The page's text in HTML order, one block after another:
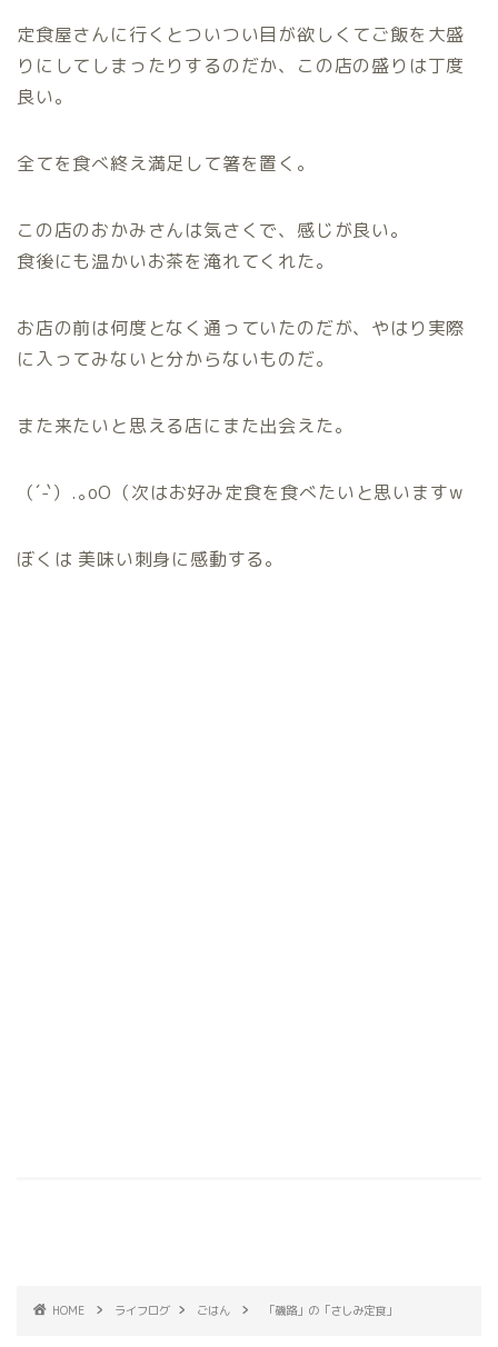
定食屋さんに行くとついつい目が欲しくてご飯を大盛
りにしてしまったりするのだか、この店の盛りは丁度
良い。
全てを食べ終え満足して箸を置く。
この店のおかみさんは気さくで、感じが良い。
食後にも温かいお茶を淹れてくれた。
お店の前は何度となく通っていたのだが、やはり実際
に入ってみないと分からないものだ。
また来たいと思える店にまた出会えた。
（´-`）.｡oO（次はお好み定食を食べたいと思いますw
ぼくは 美味い刺身に感動する。
HOME ライフログ ごはん 「磯路」の「さしみ定食」